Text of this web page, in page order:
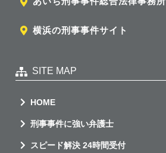
横浜の刑事事件サイト
SITE MAP
HOME
刑事事件に強い弁護士
スピード解決 24時間受付